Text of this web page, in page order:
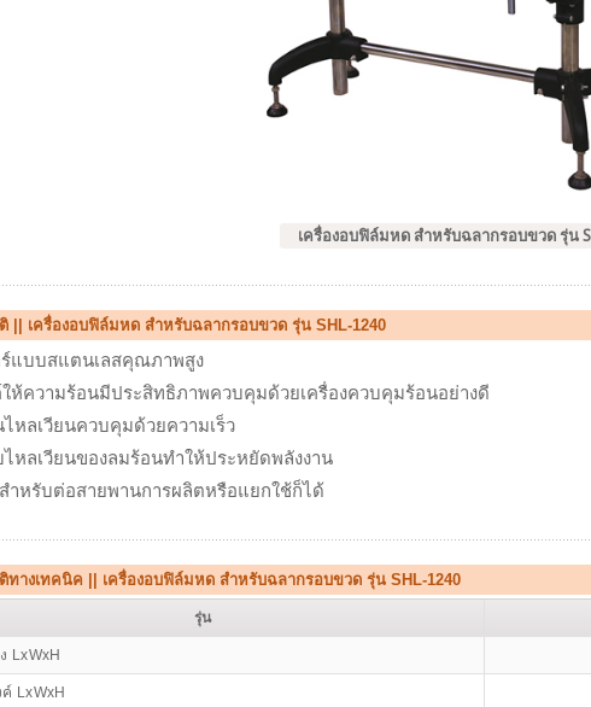
เครื่องอบฟิล์มหด สำหรับฉลากรอบขวด รุ่น
|| เครื่องอบฟิล์มหด สำหรับฉลากรอบขวด รุ่น SHL-1240
ร์แบบสแตนเลสคุณภาพสูง
ห้ความร้อนมีประสิทธิภาพควบคุมด้วยเครื่องควบคุมร้อนอย่างดี
หลเวียนควบคุมด้วยความเร็ว
หลเวียนของลมร้อนทำให้ประหยัดพลังงาน
ำหรับต่อสายพานการผลิตหรือแยกใช้ก็ได้
างเทคนิค || เครื่องอบฟิล์มหด สำหรับฉลากรอบขวด รุ่น SHL-1240
รุ่น
LxWxH
LxWxH